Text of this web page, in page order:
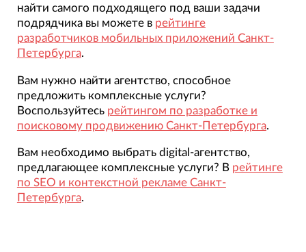
найти самого подходящего под ваши задачи
подрядчика вы можете в рейтинге
разработчиков мобильных приложений Санкт-
Петербурга.
Вам нужно найти агентство, способное
предложить комплексные услуги?
Воспользуйтесь рейтингом по разработке и
поисковому продвижению Санкт-Петербурга.
Вам необходимо выбрать digital-агентство,
предлагающее комплексные услуги? В рейтинге
по SEO и контекстной рекламе Санкт-
Петербурга.